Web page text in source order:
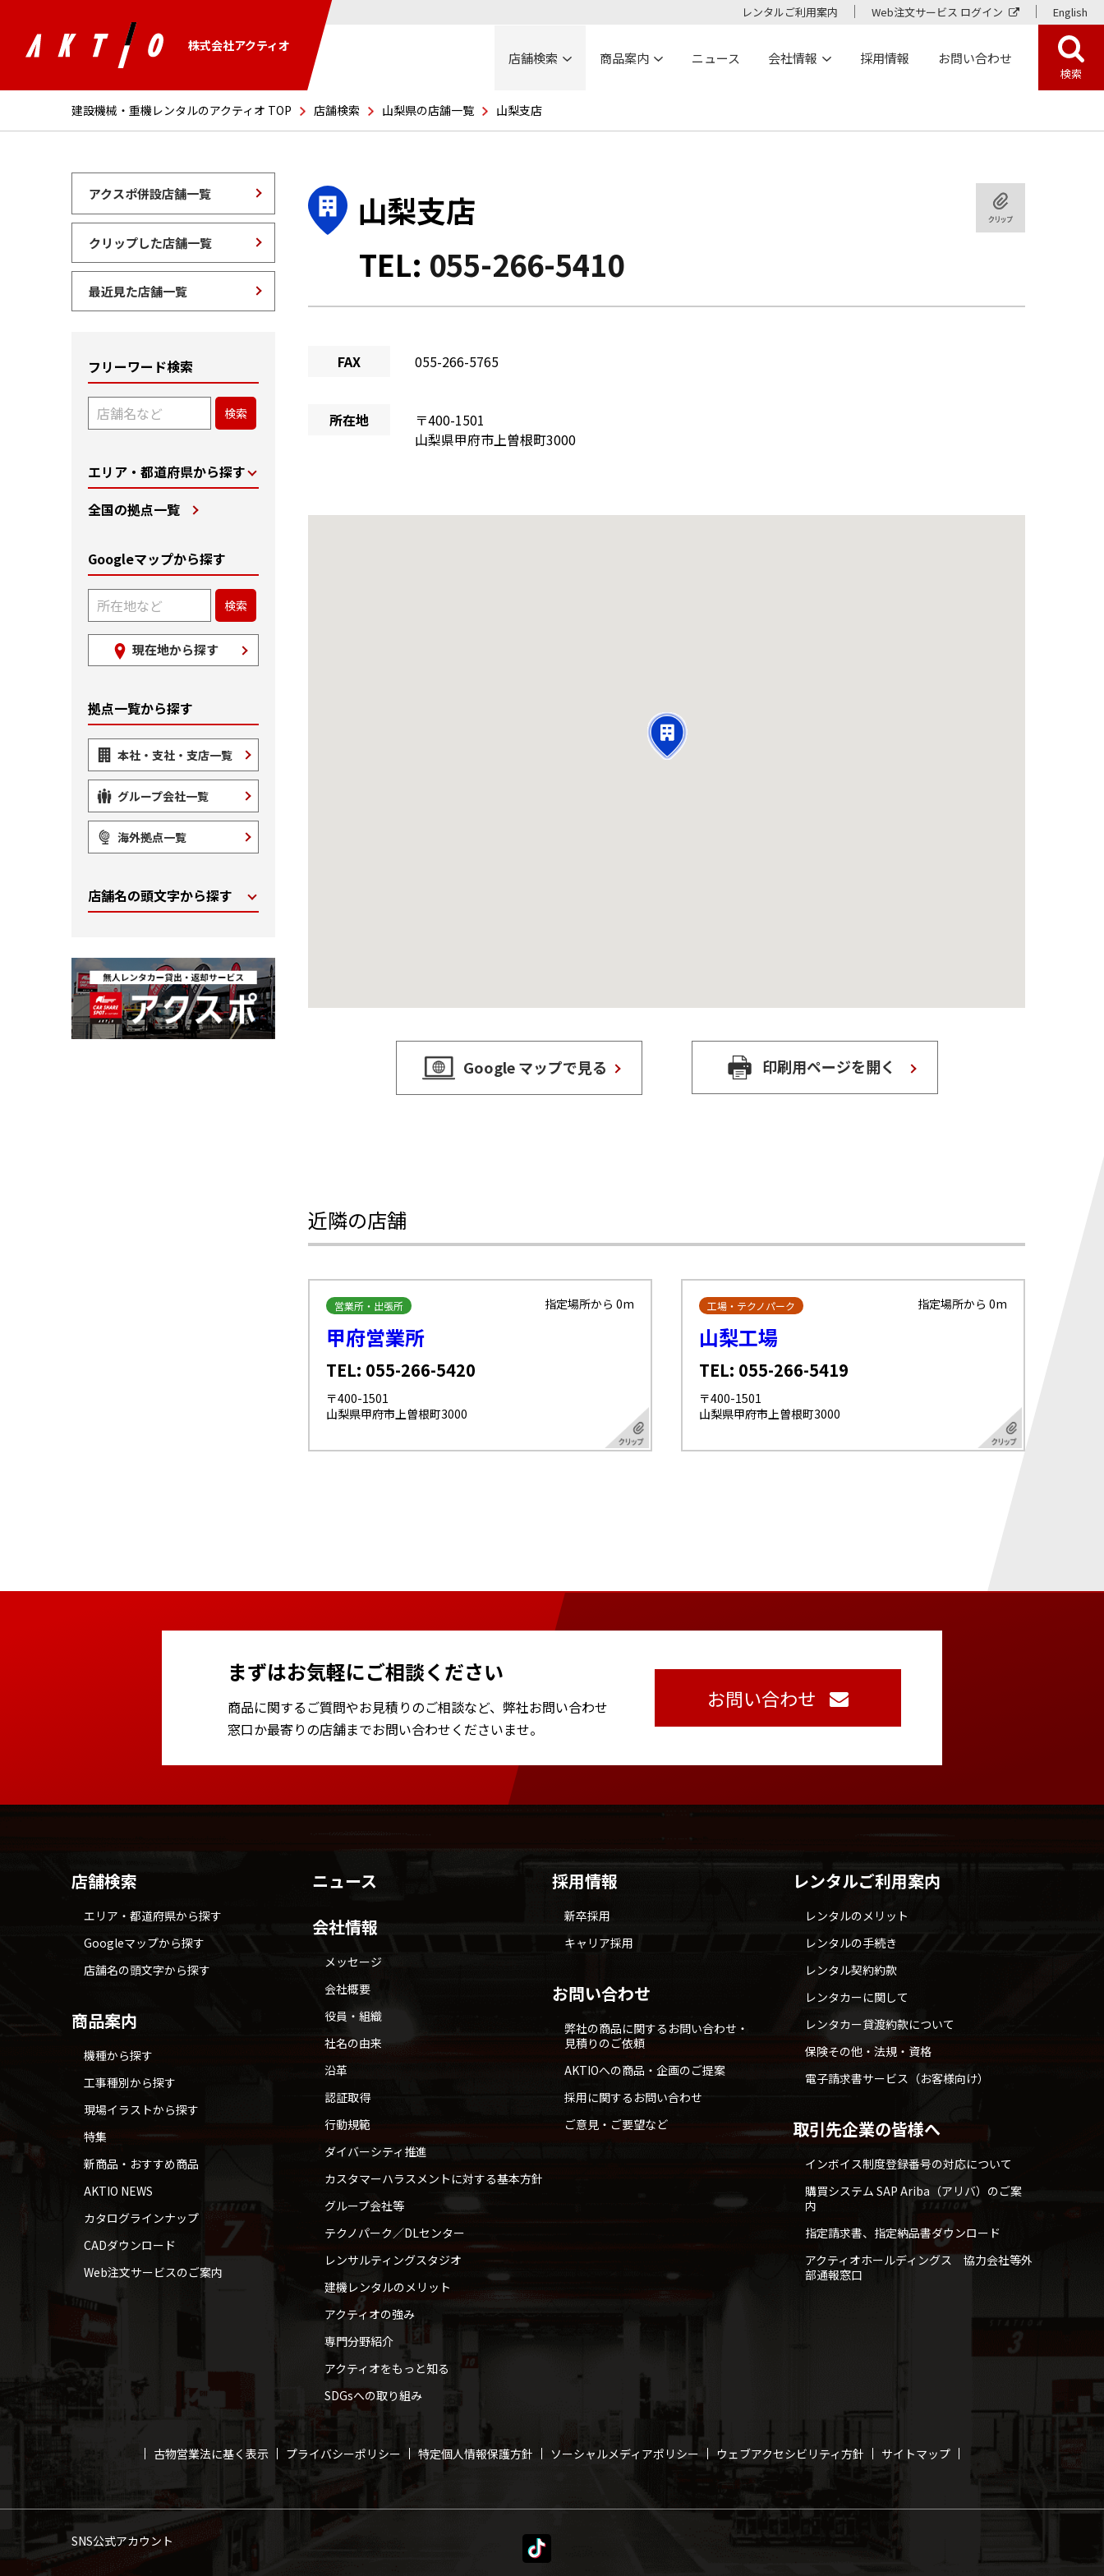
株式会社アクティオ
レンタルご利用案内 Web注文サービス ログイン English
店舗検索 商品案内 ニュース 会社情報 採用情報 お問い合わせ
検索
建設機械・重機レンタルのアクティオ TOP 店舗検索 山梨県の店舗一覧 山梨支店
山梨支店
TEL: 055-266-5410
FAX 055-266-5765
所在地 〒400-1501
山梨県甲府市上曽根町3000
Google マップで見る 印刷用ページを開く
近隣の店舗
営業所・出張所 指定場所から 0m
甲府営業所
TEL: 055-266-5420
〒400-1501
山梨県甲府市上曽根町3000
工場・テクノパーク 指定場所から 0m
山梨工場
TEL: 055-266-5419
〒400-1501
山梨県甲府市上曽根町3000
アクスポ併設店舗一覧
クリップした店舗一覧
最近見た店舗一覧
フリーワード検索
エリア・都道府県から探す
全国の拠点一覧
Googleマップから探す
現在地から探す
拠点一覧から探す
本社・支社・支店一覧
グループ会社一覧
海外拠点一覧
店舗名の頭文字から探す
まずはお気軽にご相談ください
商品に関するご質問やお見積りのご相談など、 弊社お問い合わせ
窓口か最寄りの店舗までお問い合わせくださいませ。
お問い合わせ
店舗検索
エリア・都道府県から探す
Googleマップから探す
店舗名の頭文字から探す
商品案内
機種から探す
工事種別から探す
現場イラストから探す
特集
新商品・おすすめ商品
AKTIO NEWS
カタログラインナップ
CADダウンロード
Web注文サービスのご案内
ニュース
会社情報
メッセージ
会社概要
役員・組織
社名の由来
沿革
認証取得
行動規範
ダイバーシティ推進
カスタマーハラスメントに対する基本方針
グループ会社等
テクノパーク／DLセンター
レンサルティングスタジオ
建機レンタルのメリット
アクティオの強み
専門分野紹介
アクティオをもっと知る
SDGsへの取り組み
採用情報
新卒採用
キャリア採用
お問い合わせ
弊社の商品に関するお問い合わせ・
見積りのご依頼
AKTIOへの商品・企画のご提案
採用に関するお問い合わせ
ご意見・ご要望など
レンタルご利用案内
レンタルのメリット
レンタルの手続き
レンタル契約約款
レンタカーに関して
レンタカー貸渡約款について
保険その他・法規・資格
電子請求書サービス（お客様向け）
取引先企業の皆様へ
インボイス制度登録番号の対応について
購買システム SAP Ariba（アリバ）のご案
内
指定請求書、指定納品書ダウンロード
アクティオホールディングス 協力会社等外
部通報窓口
古物営業法に基く表示 プライバシーポリシー 特定個人情報保護方針 ソーシャルメディアポリシー ウェブアクセシビリティ方針 サイトマップ
SNS公式アカウント